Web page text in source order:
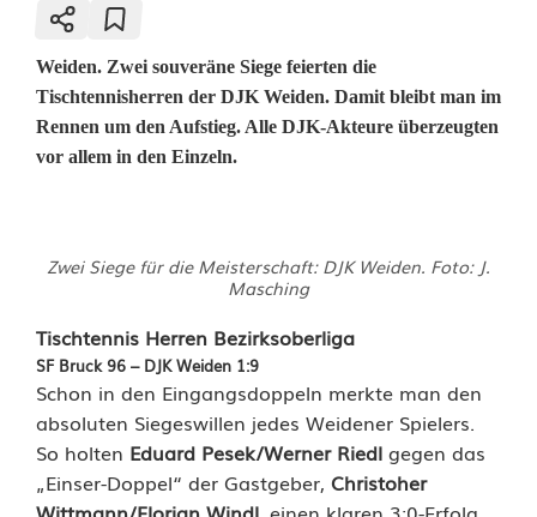
Weiden. Zwei souveräne Siege feierten die
Tischtennisherren der DJK Weiden. Damit bleibt man im
Rennen um den Aufstieg. Alle DJK-Akteure überzeugten
vor allem in den Einzeln.
s
c
h
t
Zwei Siege für die Meisterschaft: DJK Weiden. Foto: J.
Masching
Tischtennis Herren Bezirksoberliga
SF Bruck 96 – DJK Weiden 1:9
Schon in den Eingangsdoppeln merkte man den
absoluten Siegeswillen jedes Weidener Spielers.
So holten Eduard Pesek/Werner Riedl gegen das
„Einser-Doppel“ der Gastgeber, Christoher